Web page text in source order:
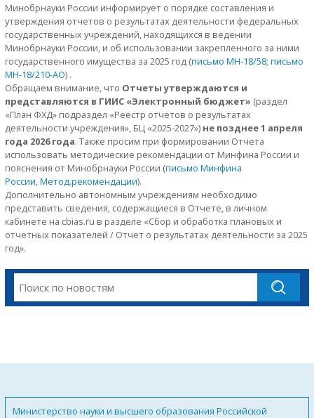
Минобрнауки России информирует о порядке составления и
утверждения отчетов о результатах деятельности федеральных
государственных учреждений, находящихся в ведении
Минобрнауки России, и об использовании закрепленного за ними
государственного имущества за 2025 год (письмо МН-18/58; письмо
МН-18/210-АО) .
Обращаем внимание, что Отчеты утверждаются и
представляются в ГИИС «Электронный бюджет» (раздел
«План ФХД» подраздел «Реестр отчетов о результатах
деятельности учреждения», БЦ «2025-2027») не позднее 1 апреля
года 2026 года. Также просим при формировании Отчета
использовать методические рекомендации от Минфина России и
пояснения от Минобрнауки России (письмо Минфина
России Метод.рекомендации).
Дополнительно автономным учреждениям необходимо
представить сведения, содержащиеся в Отчете, в личном
кабинете на cbias.ru в разделе «Cбор и обработка плановых и
отчетных показателей / Отчет о результатах деятельности за 2025
год».
Министерство науки и высшего образования Российской